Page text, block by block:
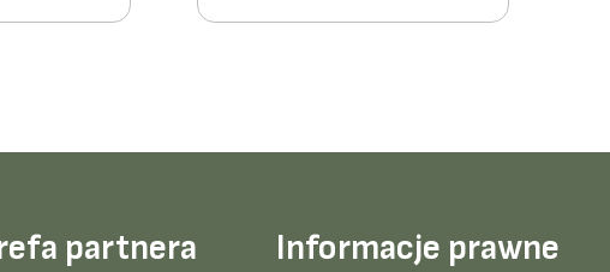
partnera Informacje prawne